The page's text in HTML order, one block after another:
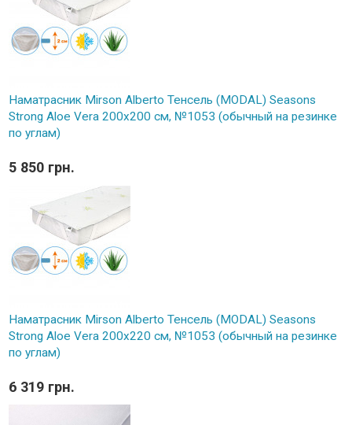
Наматрасник Mirson Alberto Тенсель (MODAL) Seasons
Strong Aloe Vera 200x200 см, №1053 (обычный на резинке
по углам)
5 850 грн.
Наматрасник Mirson Alberto Тенсель (MODAL) Seasons
Strong Aloe Vera 200x220 см, №1053 (обычный на резинке
по углам)
6 319 грн.